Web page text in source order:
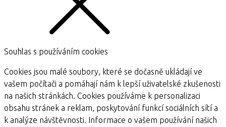
Souhlas s používáním cookies
Cookies jsou malé soubory, které se dočasně ukládají ve
vašem počítači a pomáhají nám k lepší uživatelské zkušenosti
na našich stránkách. Cookies používáme k personalizaci
obsahu stránek a reklam, poskytování funkcí sociálních sítí a
k analýze návštěvnosti. Informace o vašem používání našich